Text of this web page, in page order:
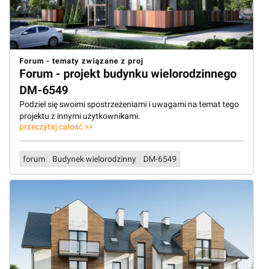
Forum - tematy związane z proj
Forum - projekt budynku wielorodzinnego
DM-6549
Podziel się swoimi spostrzeżeniami i uwagami na temat tego
projektu z innymi użytkownikami.
przeczytaj całość >>
forum Budynek wielorodzinny DM-6549